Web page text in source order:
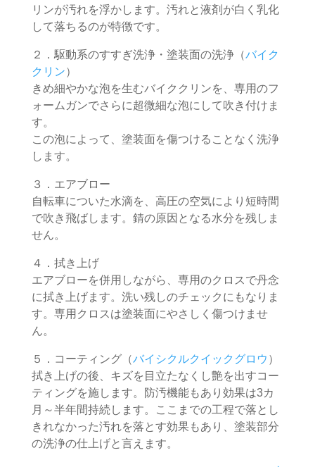
リンが汚れを浮かします。汚れと液剤が白く乳化
して落ちるのが特徴です。
２．駆動系のすすぎ洗浄・塗装面の洗浄（バイク
クリン）
きめ細やかな泡を生むバイククリンを、専用のフ
ォームガンでさらに超微細な泡にして吹き付けま
す。
この泡によって、塗装面を傷つけることなく洗浄
します。
３．エアブロー
自転車についた水滴を、高圧の空気により短時間
で吹き飛ばします。錆の原因となる水分を残しま
せん。
４．拭き上げ
エアブローを併用しながら、専用のクロスで丹念
に拭き上げます。洗い残しのチェックにもなりま
す。専用クロスは塗装面にやさしく傷つけませ
ん。
５．コーティング（バイシクルクイックグロウ ）
拭き上げの後、キズを目立たなくし艶を出すコー
ティングを施します。防汚機能もあり効果は3カ
月～半年間持続します。ここまでの工程で落とし
きれなかった汚れを落とす効果もあり、塗装部分
の洗浄の仕上げと言えます。